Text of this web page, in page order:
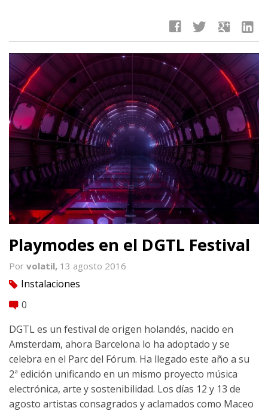
facebook twitter google linkedin
Playmodes en el DGTL Festival
Por volatil, 13 agosto 2016
tag Instalaciones
comment 0
DGTL es un festival de origen holandés, nacido en
Amsterdam, ahora Barcelona lo ha adoptado y se
celebra en el Parc del Fórum. Ha llegado este año a su
2ª edición unificando en un mismo proyecto música
electrónica, arte y sostenibilidad. Los días 12 y 13 de
agosto artistas consagrados y aclamados como Maceo